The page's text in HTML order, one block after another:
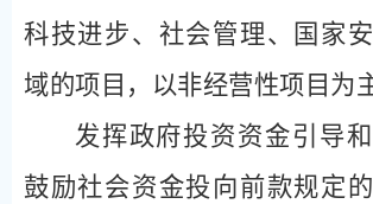
科技进步、社会管理、国家
域的项目，以非经营性项目为
发挥政府投资资金引导和
鼓励社会资金投向前款规定